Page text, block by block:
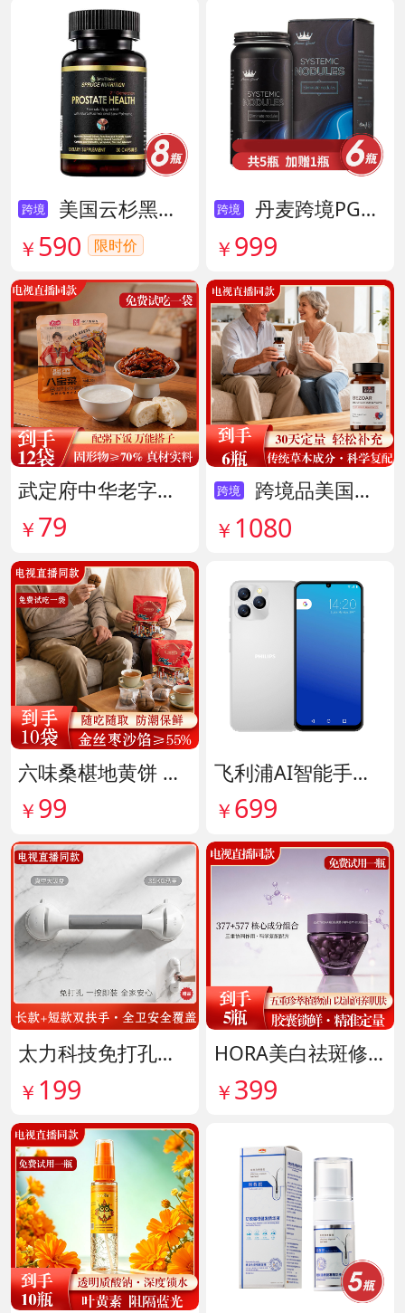
跨境
美国云杉黑金前列腺素胶囊 货号136211
￥ 590 限时价
跨境
丹麦跨境PG结节消复合片 货号138605
￥ 999
武定府中华老字号酱香八宝菜超值组 货号142007
￥ 79
跨境
跨境品美国拜滋牛黄安神宝 货号141775
￥ 1080
六味桑椹地黄饼 货号142090
￥ 99
飞利浦AI智能手机 货号141882
￥ 699
太力科技免打孔多功能安全扶手 货号142101
￥ 199
HORA美白祛斑修护精华油 货号141999
￥ 399